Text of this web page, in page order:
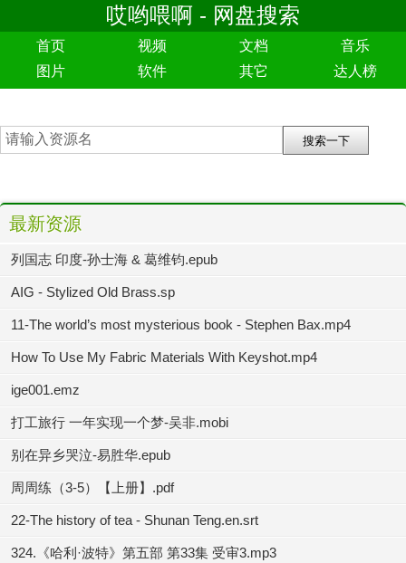
哎哟喂啊 - 网盘搜索
首页 视频 文档
音乐
图片
软件 其它 达人榜
最新资源
列国志 印度-孙士海 & 葛维钧.epub
AIG - Stylized Old Brass.sp
11-The world’s most mysterious book - Stephen Bax.mp4
How To Use My Fabric Materials With Keyshot.mp4
ige001.emz
打工旅行 一年实现一个梦-吴非.mobi
别在异乡哭泣-易胜华.epub
周周练（3-5）【上册】.pdf
22-The history of tea - Shunan Teng.en.srt
324.《哈利·波特》第五部 第33集 受审3.mp3